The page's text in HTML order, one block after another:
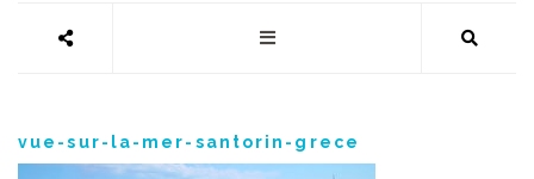
vue-sur-la-mer-santorin-grece